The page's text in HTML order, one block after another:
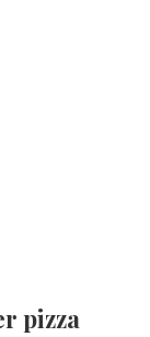
pizza